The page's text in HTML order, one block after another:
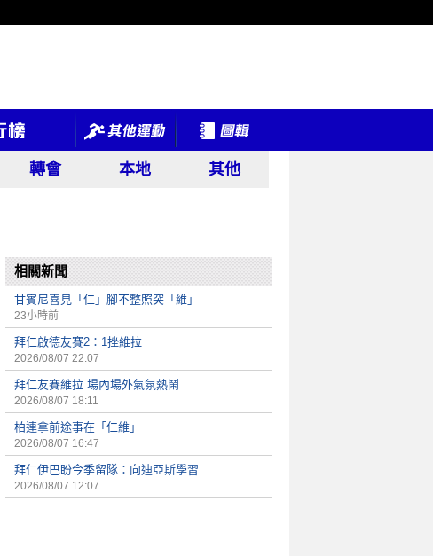
轉會 本地 其他
相關新聞
甘賓尼喜見「仁」腳不整照突「維」
23小時前
拜仁啟德友賽2：1挫維拉
2026/08/07 22:07
拜仁友賽維拉 場內場外氣氛熱鬧
2026/08/07 18:11
柏連拿前途事在「仁維」
2026/08/07 16:47
拜仁伊巴盼今季留隊：向迪亞斯學習
2026/08/07 12:07